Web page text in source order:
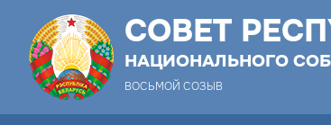
СОВЕТ
НАЦИОНАЛЬНОГО
ВОСЬМОЙ СОЗЫВ